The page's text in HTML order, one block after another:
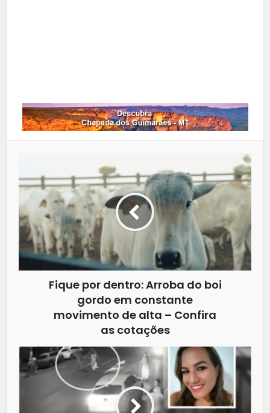
Fique por dentro: Arroba do boi
gordo em constante
movimento de alta – Confira
as cotações